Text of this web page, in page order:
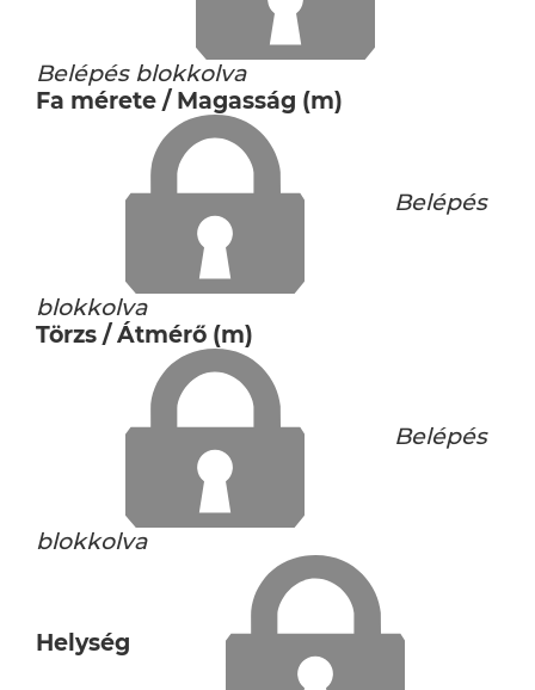
Belépés blokkolva
Fa mérete / Magasság (m)
Belépés
blokkolva
Törzs / Átmérő (m)
Belépés
blokkolva
Helység